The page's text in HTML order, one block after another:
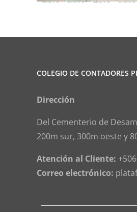
COLEGIO DE CONTADORES
Dirección
Del Cementerio de
200m sur, 300m oeste y
Atención al Cliente:
Correo electrónico: